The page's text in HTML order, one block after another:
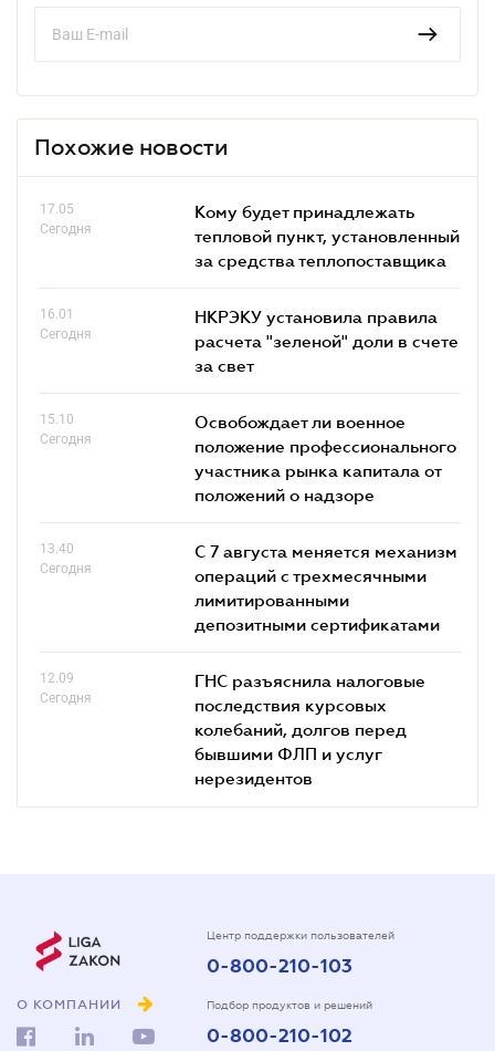
Похожие новости
17.05
Сегодня
Кому будет принадлежать
тепловой пункт, установленный
за средства теплопоставщика
16.01
Сегодня
НКРЭКУ установила правила
расчета "зеленой" доли в счете
за свет
15.10
Сегодня
Освобождает ли военное
положение профессионального
участника рынка капитала от
положений о надзоре
13.40
Сегодня
С 7 августа меняется механизм
операций с трехмесячными
лимитированными
депозитными сертификатами
12.09
Сегодня
ГНС разъяснила налоговые
последствия курсовых
колебаний, долгов перед
бывшими ФЛП и услуг
нерезидентов
О КОМПАНИИ
Центр поддержки пользователей
0-800-210-103
Подбор продуктов и решений
0-800-210-102